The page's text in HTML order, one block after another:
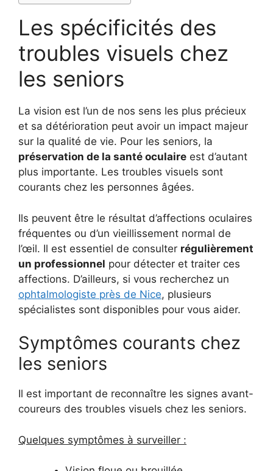
Les spécificités des
troubles visuels chez
les seniors
La vision est l’un de nos sens les plus précieux
et sa détérioration peut avoir un impact majeur
sur la qualité de vie. Pour les seniors, la
préservation de la santé oculaire est d’autant
plus importante. Les troubles visuels sont
courants chez les personnes âgées.
Ils peuvent être le résultat d’affections oculaires
fréquentes ou d’un vieillissement normal de
l’œil. Il est essentiel de consulter régulièrement
un professionnel pour détecter et traiter ces
affections. D’ailleurs, si vous recherchez un
ophtalmologiste près de Nice, plusieurs
spécialistes sont disponibles pour vous aider.
Symptômes courants chez
les seniors
Il est important de reconnaître les signes avant-
coureurs des troubles visuels chez les seniors.
Quelques symptômes à surveiller :